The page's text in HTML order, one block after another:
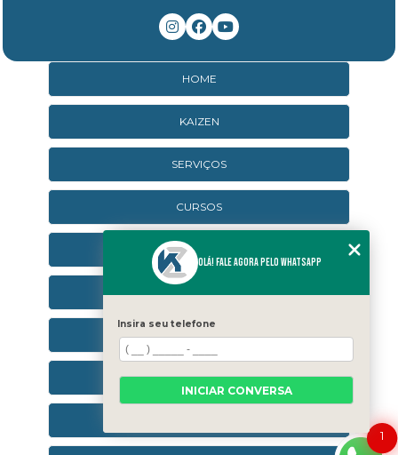
HOME
KAIZEN
SERVIÇOS
CURSOS
CURSOS ONLINE
CONTATO
CATEGORIAS
1
Olá! Fale agora pelo WhatsApp
Insira seu telefone
INICIAR CONVERSA